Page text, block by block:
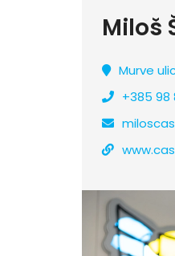
Miloš
Murve
+385 98